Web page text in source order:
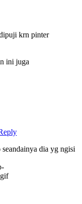
krn pinter
ini juga
dia yg ngisi